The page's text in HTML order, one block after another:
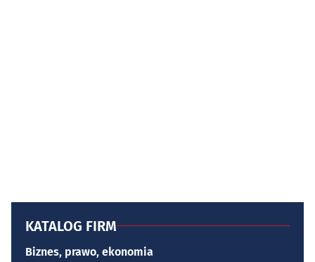
KATALOG FIRM
Biznes, prawo, ekonomia